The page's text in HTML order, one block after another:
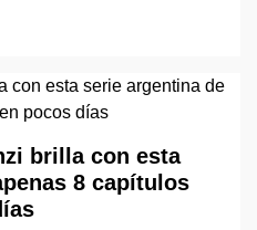
brilla con esta
8 capítulos